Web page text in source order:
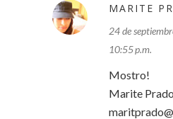
MARITE
24 de
10:55 p.m.
Mostro!
Marite